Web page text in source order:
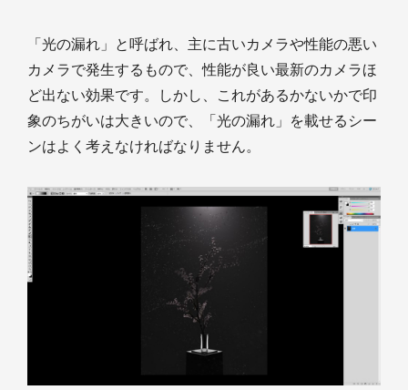
「光の漏れ」と呼ばれ、主に古いカメラや性能の悪い
カメラで発生するもので、性能が良い最新のカメラほ
ど出ない効果です。しかし、これがあるかないかで印
象のちがいは大きいので、「光の漏れ」を載せるシー
ンはよく考えなければなりません。